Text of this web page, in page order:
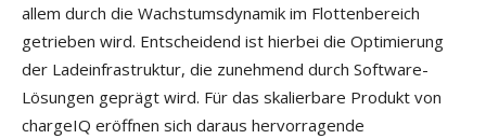
allem durch die Wachstumsdynamik im Flottenbereich
getrieben wird. Entscheidend ist hierbei die Optimierung
der Ladeinfrastruktur, die zunehmend durch Software-
Lösungen geprägt wird. Für das skalierbare Produkt von
chargeIQ eröffnen sich daraus hervorragende